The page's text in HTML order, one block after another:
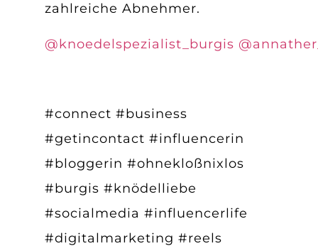
zahlreiche Abnehmer.
@knoedelspezialist_burgis
#connect #business
#getincontact #influencerin
#bloggerin #ohnekloßnixlos
#burgis #knödelliebe
#socialmedia #influencerlife
#digitalmarketing #reels